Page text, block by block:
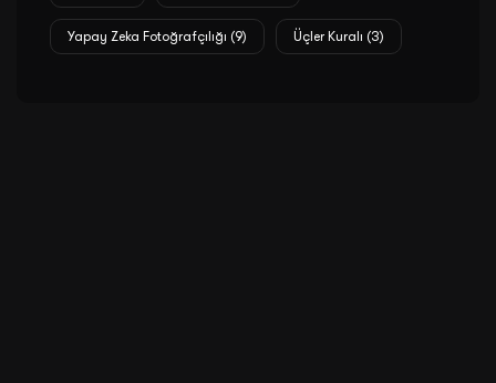
Yapay Zeka Fotoğrafçılığı (9) Üçler Kuralı (3)